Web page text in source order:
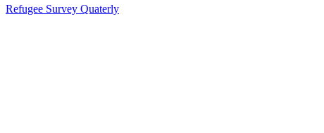
Refugee Survey Quaterly